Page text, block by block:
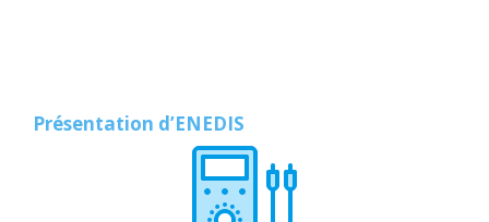
Présentation d’ENEDIS